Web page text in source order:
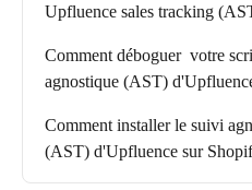
Upfluence sales tracking
Comment déboguer  votre
agnostique (AST)
Comment installer le suivi
(AST) d'Upfluence sur